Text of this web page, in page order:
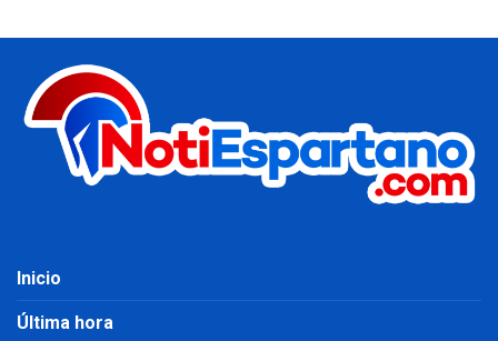
Inicio
Última hora